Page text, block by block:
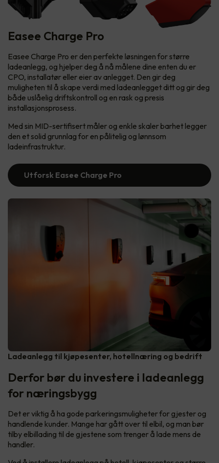
Easee Charge Pro
Easee Charge Pro er den perfekte løsningen for større
ladeanlegg, og hjelper deg å nå målene dine enten du er
CPO, installatør eller eier av anlegget. Den gir deg
muligheten til å skape verdi med ladeanlegget ditt og gir deg
både uslåelig driftskontroll og en rask og presis
installasjonsprosess.
Med sin MID-sertifisert måler og enkle skaler barhet legger
den et solid grunnlag for en pålitelig og lønnsom
ladeinfrastruktur.
Utforsk Easee Charge Pro
Ladeanlegg til kjøpesenter, hotellnæring og bedrift
Derfor bør du investere i ladeanlegg
for næringsbygg
Det er viktig å ha gode parkeringsmuligheter for gjester og
handlende kunder. Mange har gått over til elbil, og man bør
tilby elbillading til de gjestene som trenger å lade mens de
handler.